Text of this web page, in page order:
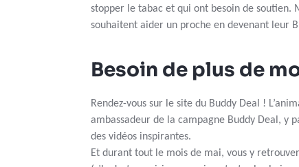
stopper le tabac et qui ont besoin de soutien.
souhaitent aider un proche en devenant leur
Besoin de plus de
Rendez-vous sur le site du Buddy Deal !
ambassadeur de la campagne Buddy Deal, y
des vidéos inspirantes.
Et durant tout le mois de mai, vous y